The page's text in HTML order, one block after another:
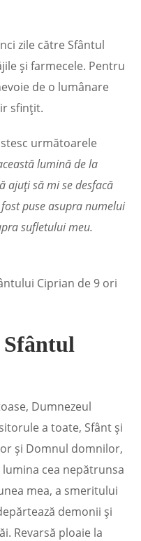
zile către Sfântul
și farmecele. Pentru
de o lumânare
sfinţit.
următoarele
lumină de la
ajuţi să mi se desfacă
puse asupra numelui
sufletului meu.
Ciprian de 9 ori
Sfântul
Dumnezeul
a toate, Sfânt și
și Domnul domnilor,
lumina cea nepătrunsa
mea, a smeritului
demonii și
Revarsă ploaie la